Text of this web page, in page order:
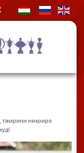
тамрини ниҳоиро